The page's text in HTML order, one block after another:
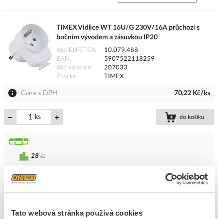
Tato webová stránka používá cookies
TIMEX Vidlice WT 16U/G 230V/16A průchozí s
bočním vývodem a zásuvkou IP20
Kód ELFETEX
10.079.488
EAN
5907522118259
Kód výrobce
207033
Značka
TIMEX
Cena s DPH 70,22 Kč/ks
ks do košíku
Přidat k porovnání
28 ks
Kód ELFETEX
11.430.167